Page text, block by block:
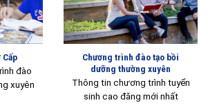
đào
xuyên
Chương trình đào tạo bồi
dưỡng thường xuyên
Thông tin chương trình tuyển
sinh cao đăng mới nhất